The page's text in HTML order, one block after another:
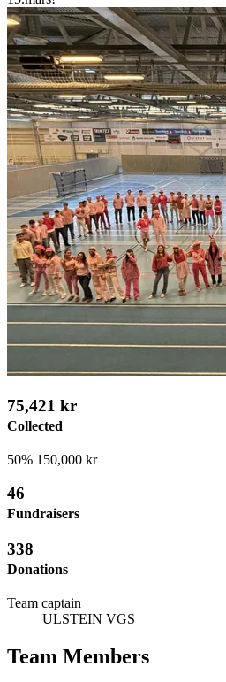
75,421 kr
Collected
50% 150,000 kr
46
Fundraisers
338
Donations
Team captain
ULSTEIN VGS
Team Members